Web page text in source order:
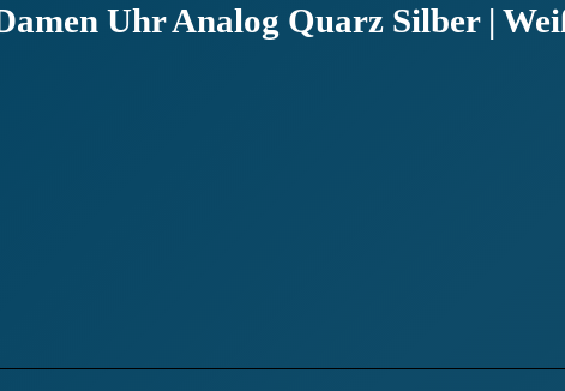
Uhr Analog Quarz Silber |